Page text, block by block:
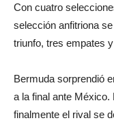
Con cuatro
selección anfitriona
triunfo, tres empates
Bermuda sorprendió
a la final ante
finalmente el rival se